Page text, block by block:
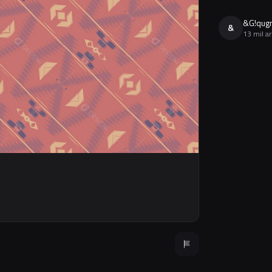
& 13 mil